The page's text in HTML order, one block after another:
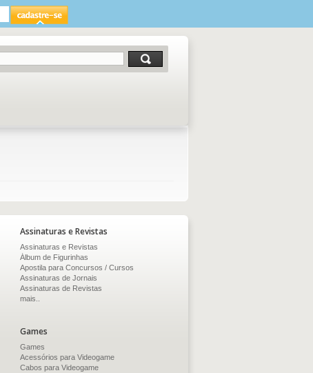
Assinaturas e Revistas
Assinaturas e Revistas
Álbum de Figurinhas
Apostila para Concursos / Cursos
Assinaturas de Jornais
Assinaturas de Revistas
mais..
Games
Games
Acessórios para Videogame
Cabos para Videogame